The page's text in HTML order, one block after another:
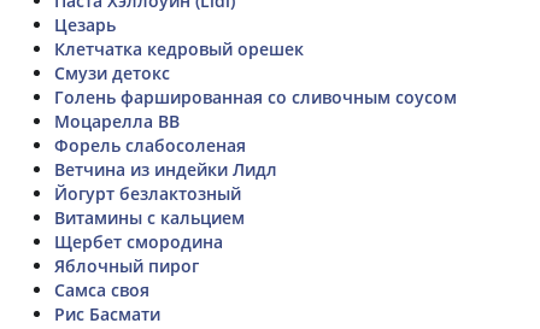
Цезарь
Клетчатка кедровый орешек
Смузи детокс
Голень фаршированная со сливочным соусом
Моцарелла ВВ
Форель слабосоленая
Ветчина из индейки Лидл
Йогурт безлактозный
Витамины с кальцием
Щербет смородина
Яблочный пирог
Самса своя
Рис Басмати